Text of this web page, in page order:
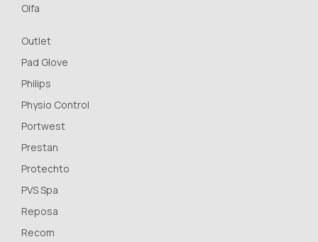
Olfa
Outlet
Pad Glove
Philips
Physio Control
Portwest
Prestan
Protechto
PVS Spa
Reposa
Recom